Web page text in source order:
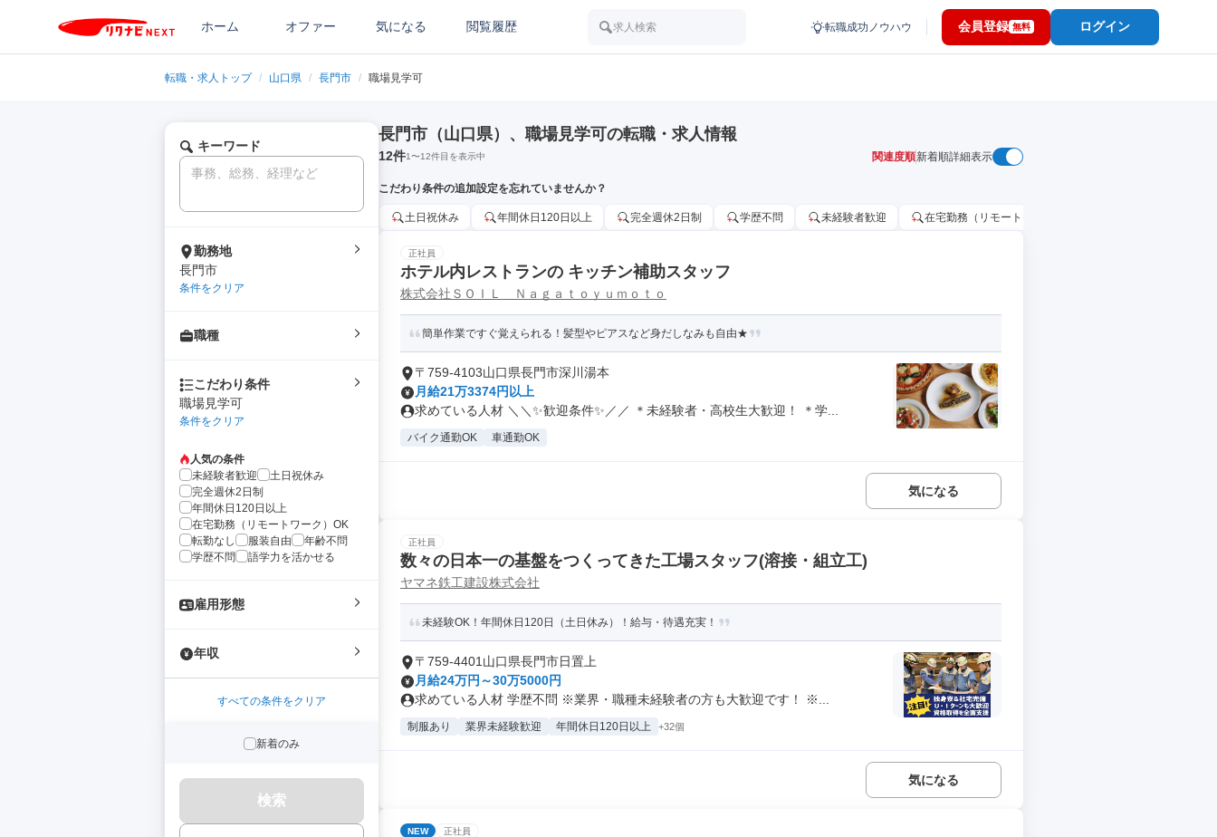
ホーム オファー 気になる 閲覧履歴 求人検索 転職成功ノウハウ 会員登録 無料 ログイン
転職・求人トップ / 山口県 / 長門市 / 職場見学可
キーワード
勤務地
長門市
条件をクリア
職種
こだわり条件
職場見学可
条件をクリア
人気の条件
未経験者歓迎
土日祝休み
完全週休2日制
年間休日120日以上
在宅勤務（リモートワーク）OK
転勤なし
服装自由
年齢不問
学歴不問
語学力を活かせる
雇用形態
年収
すべての条件をクリア
新着のみ
検索
長門市（山口県）、職場見学可の転職・求人情報
12件1〜12件目を表示中 関連度順新着順詳細表示
こだわり条件の追加設定を忘れていませんか？
土日祝休み 年間休日120日以上 完全週休2日制 学歴不問 未経験者歓迎 在宅勤務（リモートワーク）OK
正社員
ホテル内レストランの キッチン補助スタッフ
株式会社ＳＯＩＬ Ｎａｇａｔｏｙｕｍｏｔｏ
簡単作業ですぐ覚えられる！髪型やピアスなど身だしなみも自由★
〒759-4103山口県長門市深川湯本
月給21万3374円以上
求めている人材 ＼＼✨歓迎条件✨／／ ＊未経験者・高校生大歓迎！ ＊学...
バイク通勤OK 車通勤OK
気になる
正社員
数々の日本一の基盤をつくってきた工場スタッフ(溶接・組立工)
ヤマネ鉄工建設株式会社
未経験OK！年間休日120日（土日休み）！給与・待遇充実！
〒759-4401山口県長門市日置上
月給24万円～30万5000円
求めている人材 学歴不問 ※業界・職種未経験者の方も大歓迎です！ ※...
制服あり 業界未経験歓迎 年間休日120日以上 +32個
気になる
NEW 正社員